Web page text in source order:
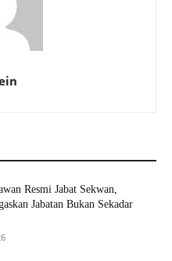
Resmi Jabat Sekwan,
Jabatan Bukan Sekadar